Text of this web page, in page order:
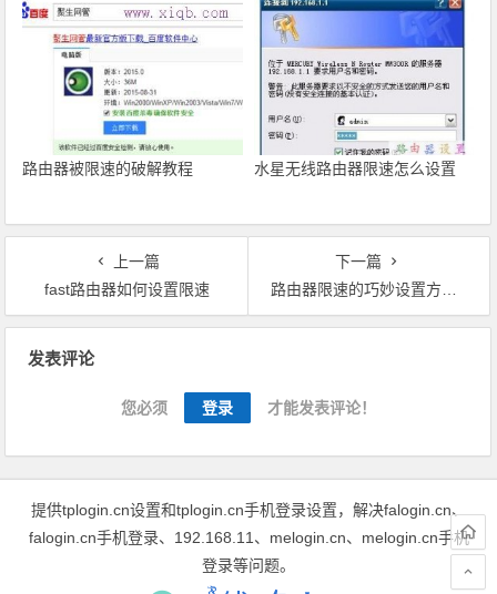
路由器被限速的破解教程 水星无线路由器限速怎么设置
上一篇
fast路由器如何设置限速
下一篇
路由器限速的巧妙设置方法步骤
发表评论
您必须 登录 才能发表评论！
提供tplogin.cn设置和tplogin.cn手机登录设置，解决falogin.cn、
falogin.cn手机登录、192.168.11、melogin.cn、melogin.cn手机
登录等问题。